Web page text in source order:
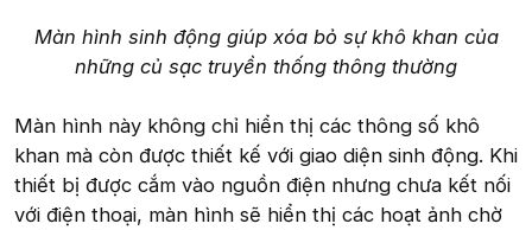
Màn hình sinh động giúp xóa bỏ sự khô khan của
những củ sạc truyền thống thông thường
Màn hình này không chỉ hiển thị các thông số khô
khan mà còn được thiết kế với giao diện sinh động. Khi
thiết bị được cắm vào nguồn điện nhưng chưa kết nối
với điện thoại, màn hình sẽ hiển thị các hoạt ảnh chờ